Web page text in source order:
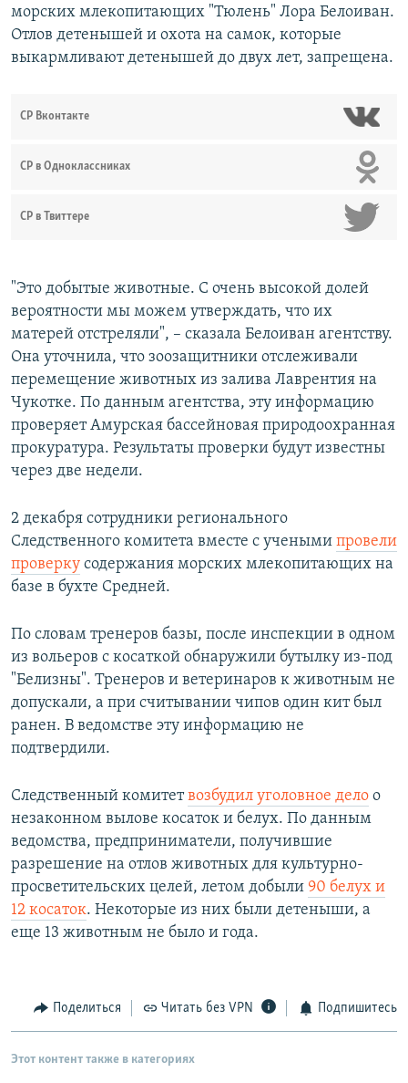
морских млекопитающих "Тюлень" Лора Белоиван.
Отлов детенышей и охота на самок, которые
выкармливают детенышей до двух лет, запрещена.
СР Вконтакте
СР в Одноклассниках
СР в Твиттере
"Это добытые животные. С очень высокой долей
вероятности мы можем утверждать, что их
матерей отстреляли", – сказала Белоиван агентству.
Она уточнила, что зоозащитники отслеживали
перемещение животных из залива Лаврентия на
Чукотке. По данным агентства, эту информацию
проверяет Амурская бассейновая природоохранная
прокуратура. Результаты проверки будут известны
через две недели.
2 декабря сотрудники регионального
Следственного комитета вместе с учеными провели
проверку содержания морских млекопитающих на
базе в бухте Средней.
По словам тренеров базы, после инспекции в одном
из вольеров с косаткой обнаружили бутылку из-под
"Белизны". Тренеров и ветеринаров к животным не
допускали, а при считывании чипов один кит был
ранен. В ведомстве эту информацию не
подтвердили.
Следственный комитетвозбудил уголовное дело о
незаконном вылове косаток и белух. По данным
ведомства, предприниматели, получившие
разрешение на отлов животных для культурно-
просветительских целей, летом добыли 90 белух и
12 косаток. Некоторые из них были детеныши, а
еще 13 животным не было и года.
Поделиться Читать без VPN Подпишитесь
Этот контент также в категориях